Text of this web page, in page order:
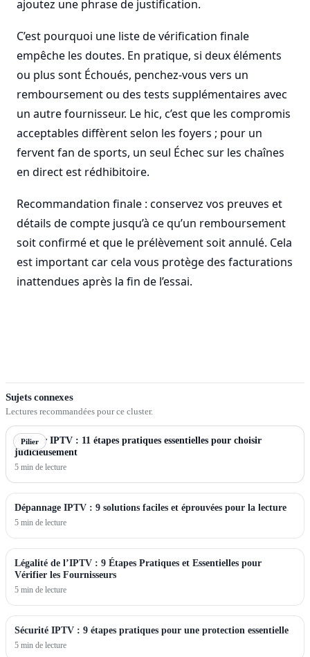
ajoutez une phrase de justification.
C’est pourquoi une liste de vérification finale
empêche les doutes. En pratique, si deux éléments
ou plus sont Échoués, penchez-vous vers un
remboursement ou des tests supplémentaires avec
un autre fournisseur. Le hic, c’est que les compromis
acceptables diffèrent selon les foyers ; pour un
fervent fan de sports, un seul Échec sur les chaînes
en direct est rédhibitoire.
Recommandation finale : conservez vos preuves et
détails de compte jusqu’à ce qu’un remboursement
soit confirmé et que le prélèvement soit annulé. Cela
est important car cela vous protège des facturations
inattendues après la fin de l’essai.
Sujets connexes
Lectures recommandées pour ce cluster.
Pilier
Acheter IPTV : 11 étapes pratiques essentielles pour choisir
judicieusement
5 min de lecture
Dépannage IPTV : 9 solutions faciles et éprouvées pour la lecture
5 min de lecture
Légalité de l’IPTV : 9 Étapes Pratiques et Essentielles pour
Vérifier les Fournisseurs
5 min de lecture
Sécurité IPTV : 9 étapes pratiques pour une protection essentielle
5 min de lecture